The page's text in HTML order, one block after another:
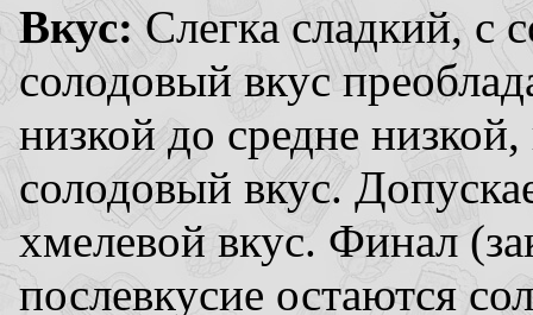
Вкус:Слегка сладкий, с
солодовый вкус
низкой до средне
солодовый вкус.
хмелевой вкус. Финал
послевкусие остаются